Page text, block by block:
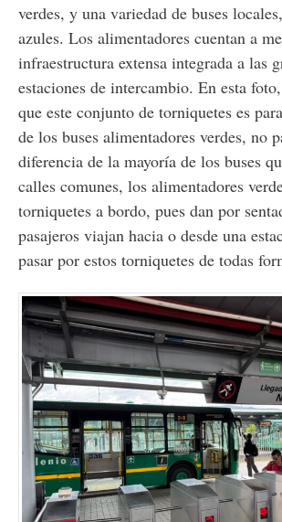
verdes, y una variedad de buses
azules. Los alimentadores cuentan a
infraestructura extensa integrada a las
estaciones de intercambio. En esta
que este conjunto de torniquetes es
de los buses alimentadores verdes, no
diferencia de la mayoría de los buses
calles comunes, los alimentadores
torniquetes a bordo, pues dan por
pasajeros viajan hacia o desde una
pasar por estos torniquetes de todas